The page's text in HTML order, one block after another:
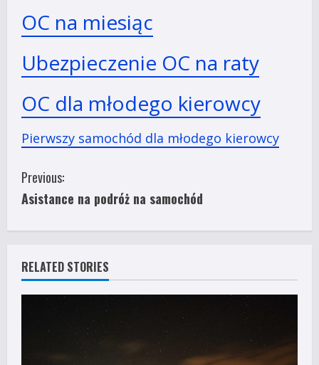
OC na miesiąc
Ubezpieczenie OC na raty
OC dla młodego kierowcy
Pierwszy samochód dla młodego kierowcy
C
o
n
t
i
Previous:
Asistance na podróż na samochód
RELATED STORIES